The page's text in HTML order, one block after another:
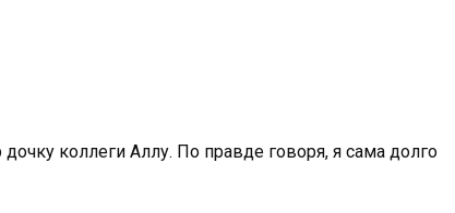
коллеги Аллу. По правде говоря, я сама долго